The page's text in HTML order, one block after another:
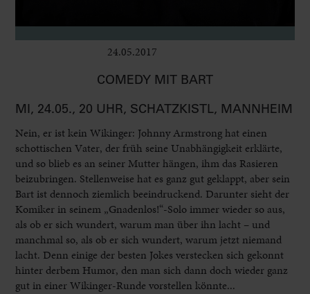
24.05.2017
COMEDY MIT BART
MI, 24.05., 20 UHR, SCHATZKISTL, MANNHEIM
Nein, er ist kein Wikinger: Johnny Armstrong hat einen
schottischen Vater, der früh seine Unabhängigkeit erklärte,
und so blieb es an seiner Mutter hängen, ihm das Rasieren
beizubringen. Stellenweise hat es ganz gut geklappt, aber sein
Bart ist dennoch ziemlich beeindruckend. Darunter sieht der
Komiker in seinem „Gnadenlos!“-Solo immer wieder so aus,
als ob er sich wundert, warum man über ihn lacht – und
manchmal so, als ob er sich wundert, warum jetzt niemand
lacht. Denn einige der besten Jokes verstecken sich gekonnt
hinter derbem Humor, den man sich dann doch wieder ganz
gut in einer Wikinger-Runde vorstellen könnte...